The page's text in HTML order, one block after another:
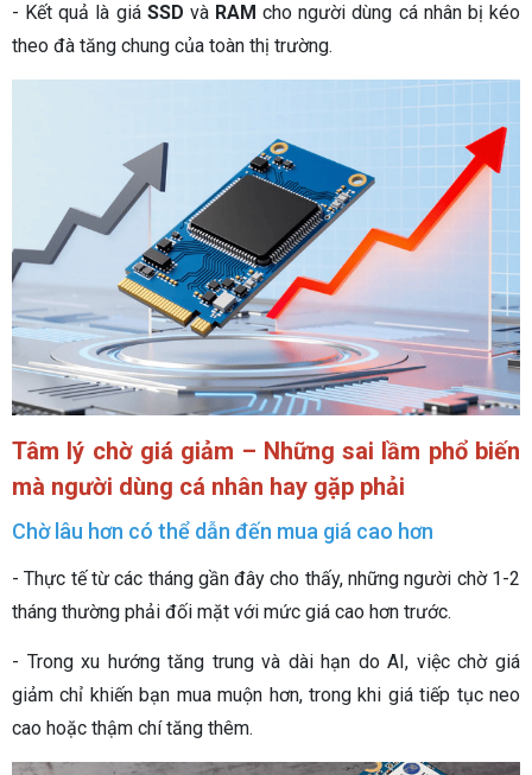
- Kết quả là giá SSD và RAM cho người dùng cá nhân bị kéo
theo đà tăng chung của toàn thị trường.
Tâm lý chờ giá giảm – Những sai lầm phổ biến
mà người dùng cá nhân hay gặp phải
Chờ lâu hơn có thể dẫn đến mua giá cao hơn
- Thực tế từ các tháng gần đây cho thấy, những người chờ 1-2
tháng thường phải đối mặt với mức giá cao hơn trước.
- Trong xu hướng tăng trung và dài hạn do AI, việc chờ giá
giảm chỉ khiến bạn mua muộn hơn, trong khi giá tiếp tục neo
cao hoặc thậm chí tăng thêm.